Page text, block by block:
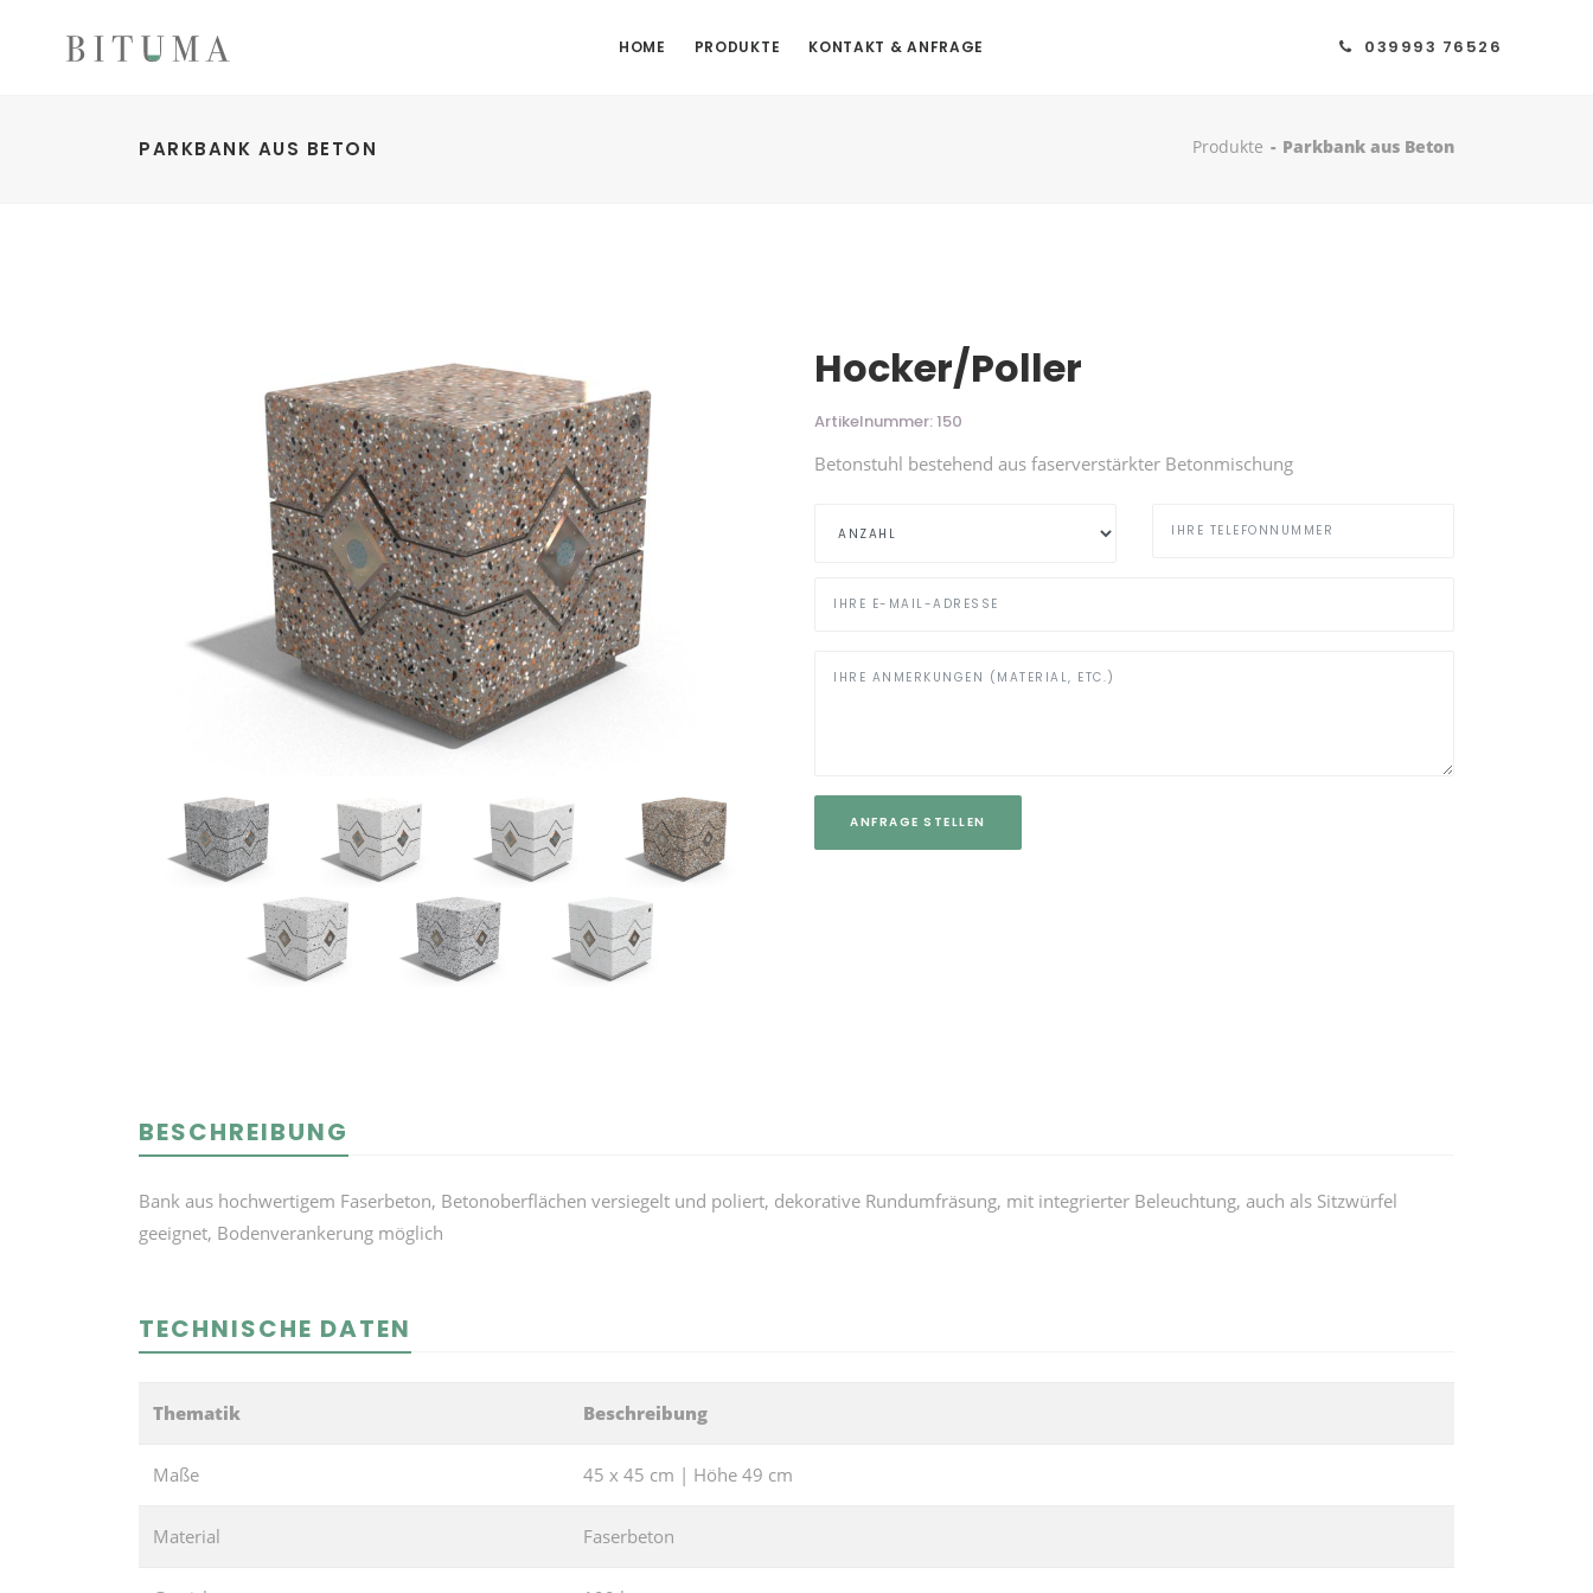
HOME PRODUKTE KONTAKT & ANFRAGE 039993 76526
PARKBANK AUS BETON Produkte Parkbank aus Beton
Hocker/Poller
Artikelnummer: 150
Betonstuhl bestehend aus faserverstärkter Betonmischung
ANFRAGE STELLEN
BESCHREIBUNG
Bank aus hochwertigem Faserbeton, Betonoberflächen versiegelt und poliert, dekorative Rundumfräsung, mit integrierter Beleuchtung, auch als Sitzwürfel
geeignet, Bodenverankerung möglich
TECHNISCHE DATEN
Thematik Beschreibung
Maße 45 x 45 cm | Höhe 49 cm
Material Faserbeton